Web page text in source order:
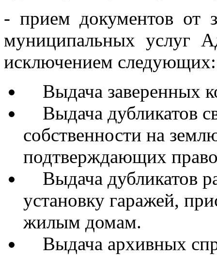
- прием документов от
муниципальных услуг
исключением следующих:
Выдача заверенных
Выдача дубликатов
собственности на
подтверждающих
Выдача дубликатов
установку гаражей,
жилым домам.
Выдача архивных